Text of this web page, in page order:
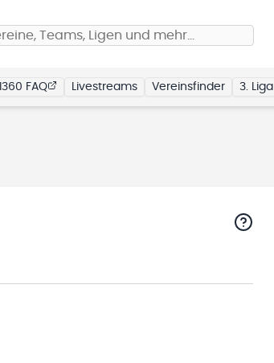
Teams, Ligen und mehr…
FAQ Livestreams Vereinsfinder 3. Liga